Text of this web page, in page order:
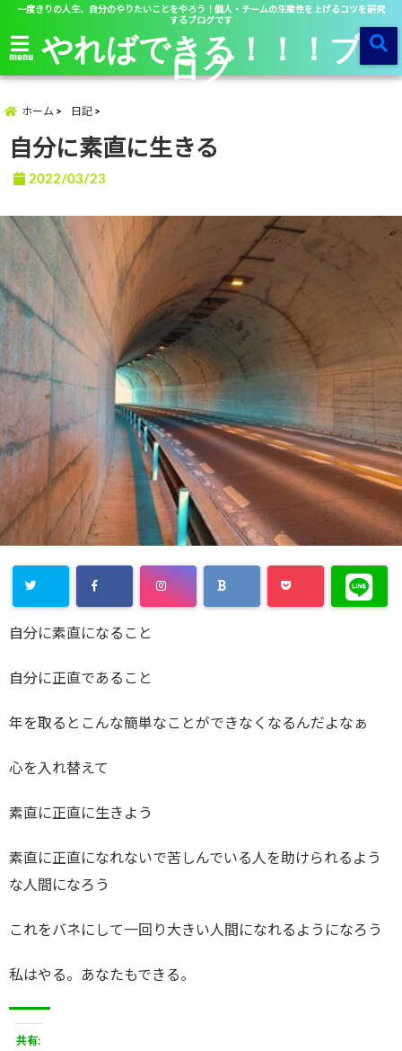
一度きりの人生、自分のやりたいことをやろう！個人・チームの生産性を上げるコツを研究
するブログです
menu やればできる！！！ブ
ログ
ホーム 日記
自分に素直に生きる
2022/03/23
自分に素直になること
自分に正直であること
年を取るとこんな簡単なことができなくなるんだよなぁ
心を入れ替えて
素直に正直に生きよう
素直に正直になれないで苦しんでいる人を助けられるよう
な人間になろう
これをバネにして一回り大きい人間になれるようになろう
私はやる。あなたもできる。
共有: